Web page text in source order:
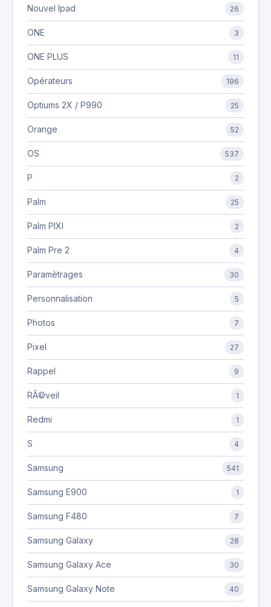
Nouvel Ipad 26
ONE 3
ONE PLUS 11
Opérateurs 196
Optiums 2X / P990 25
Orange 52
OS 537
P 2
Palm 25
Palm PIXI 2
Palm Pre 2 4
Paramètrages 30
Personnalisation 5
Photos 7
Pixel 27
Rappel 9
RÃ©veil 1
Redmi 1
S 4
Samsung 541
Samsung E900 1
Samsung F480 7
Samsung Galaxy 28
Samsung Galaxy Ace 30
Samsung Galaxy Note 40